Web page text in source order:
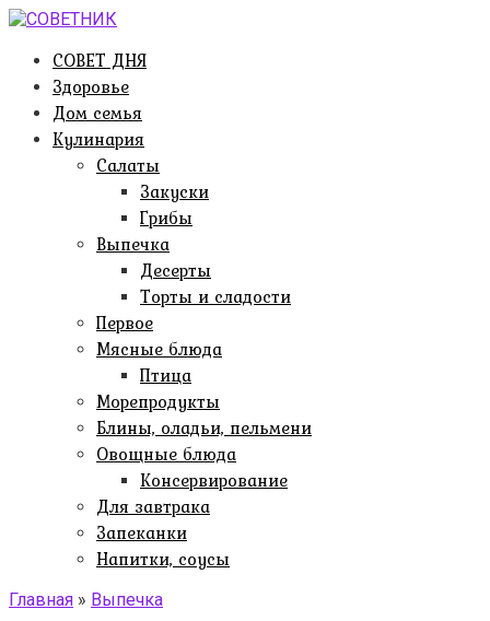
Перейти
контентуСОВЕТ ДНЯ
Здоровье
Дом семья
Кулинария
Салаты
Закуски
Грибы
Выпечка
Десерты
Торты и сладости
Первое
Мясные блюда
Птица
Морепродукты
Блины, оладьи, пельмени
Овощные блюда
Консервирование
Для завтрака
Запеканки
Напитки, соусы
Главная » Выпечка